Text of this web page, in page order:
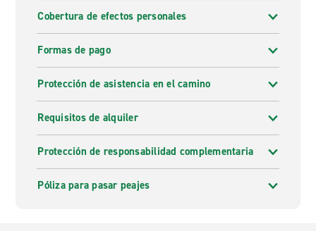
Cobertura de efectos personales
Formas de pago
Protección de asistencia en el camino
Requisitos de alquiler
Protección de responsabilidad complementaria
Póliza para pasar peajes